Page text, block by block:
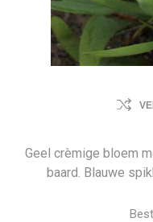
Geel crèmige bloem
baard. Blauwe